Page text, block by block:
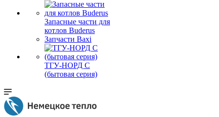
Запасные части для
котлов Buderus
Запчасти Baxi
ТГУ-НОРД С
(бытовая серия)